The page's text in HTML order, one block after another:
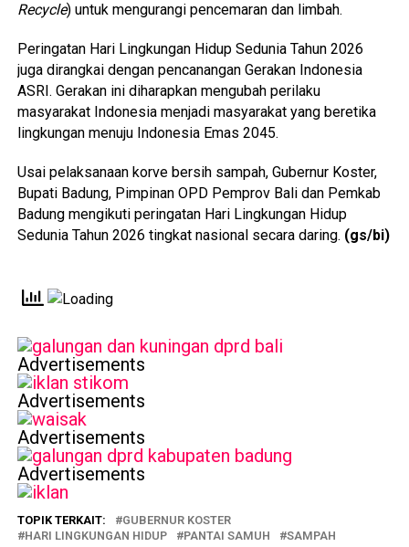
Recycle) untuk mengurangi pencemaran dan limbah.
Peringatan Hari Lingkungan Hidup Sedunia Tahun 2026
juga dirangkai dengan pencanangan Gerakan Indonesia
ASRI. Gerakan ini diharapkan mengubah perilaku
masyarakat Indonesia menjadi masyarakat yang beretika
lingkungan menuju Indonesia Emas 2045.
Usai pelaksanaan korve bersih sampah, Gubernur Koster,
Bupati Badung, Pimpinan OPD Pemprov Bali dan Pemkab
Badung mengikuti peringatan Hari Lingkungan Hidup
Sedunia Tahun 2026 tingkat nasional secara daring. (gs/bi)
Advertisements
Advertisements
Advertisements
Advertisements
TOPIK TERKAIT:
GUBERNUR KOSTER
HARI LINGKUNGAN HIDUP
PANTAI SAMUH SAMPAH